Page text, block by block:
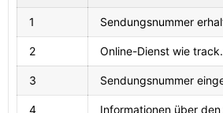
1 Sendungsnummer
2 Online-Dienst wie
3 Sendungsnummer
4 Informationen über